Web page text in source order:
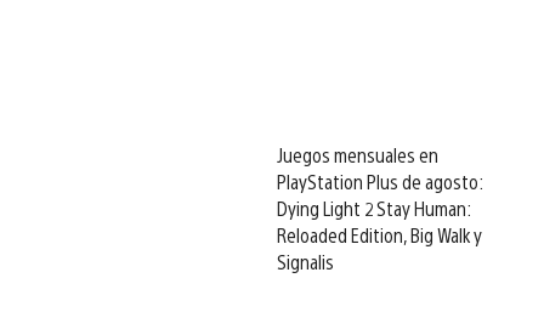
Juegos mensuales en
PlayStation Plus de agosto:
Dying Light 2 Stay Human:
Reloaded Edition, Big Walk y
Signalis